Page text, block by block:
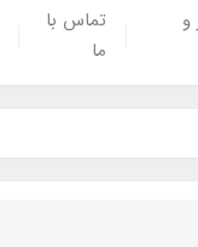
و
تماس با
ما